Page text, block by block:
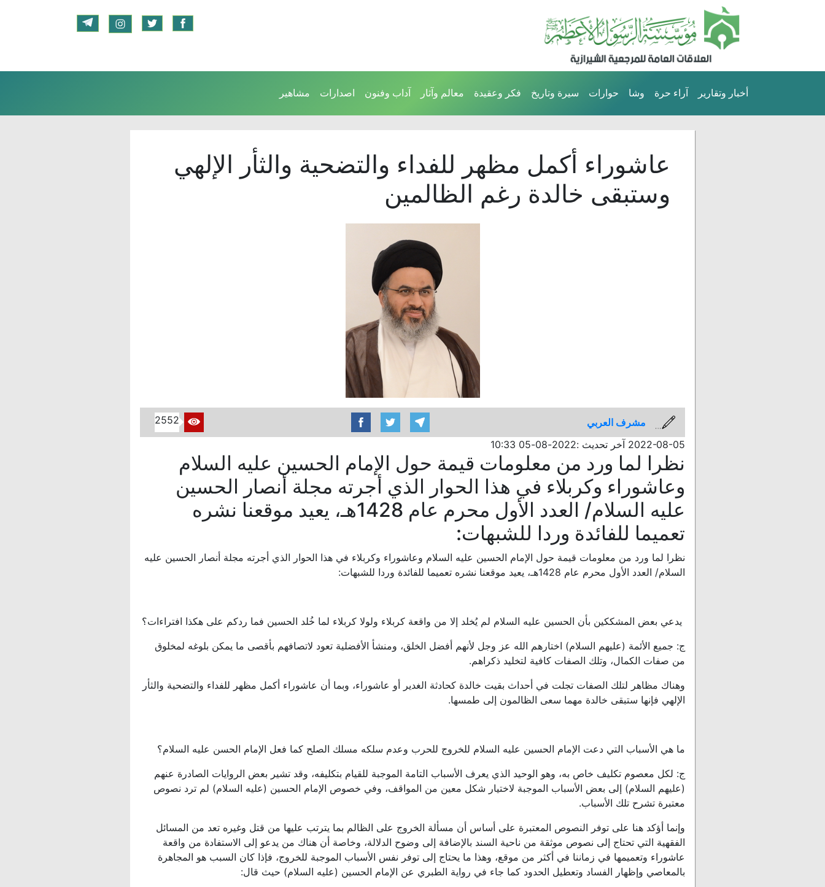
أخبار وتقارير آراء حرة وشا حوارات سيرة وتاريخ فكر وعقيدة معالم وآثار آداب وفنون اصدارات مشاهير
عاشوراء أكمل مظهر للفداء والتضحية والثأر الإلهي
وستبقى خالدة رغم الظالمين
مشرف العربي 2552
2022-08-05 آخر تحديث :2022-08-05 10:33
نظرا لما ورد من معلومات قيمة حول الإمام الحسين عليه السلام
وعاشوراء وكربلاء في هذا الحوار الذي أجرته مجلة أنصار الحسين
عليه السلام/ العدد الأول محرم عام 1428هـ، يعيد موقعنا نشره
تعميما للفائدة وردا للشبهات:
نظرا لما ورد من معلومات قيمة حول الإمام الحسين عليه السلام وعاشوراء وكربلاء في هذا الحوار الذي أجرته مجلة أنصار الحسين عليه
السلام/ العدد الأول محرم عام 1428هـ، يعيد موقعنا نشره تعميما للفائدة وردا للشبهات:
يدعي بعض المشككين بأن الحسين عليه السلام لم يُخلد إلا من واقعة كربلاء ولولا كربلاء لما خُلد الحسين فما ردكم على هكذا افتراءات؟
ج: جميع الأئمة (عليهم السلام) اختارهم الله عز وجل لأنهم أفضل الخلق، ومنشأ الأفضلية تعود لاتصافهم بأقصى ما يمكن بلوغه لمخلوق
من صفات الكمال، وتلك الصفات كافية لتخليد ذكراهم.
وهناك مظاهر لتلك الصفات تجلت في أحداث بقيت خالدة كحادثة الغدير أو عاشوراء، وبما أن عاشوراء أكمل مظهر للفداء والتضحية والثأر
الإلهي فإنها ستبقى خالدة مهما سعى الظالمون إلى طمسها.
ما هي الأسباب التي دعت الإمام الحسين عليه السلام للخروج للحرب وعدم سلكه مسلك الصلح كما فعل الإمام الحسن عليه السلام؟
ج: لكل معصوم تكليف خاص به، وهو الوحيد الذي يعرف الأسباب التامة الموجبة للقيام بتكليفه، وقد تشير بعض الروايات الصادرة عنهم
(عليهم السلام) إلى بعض الأسباب الموجبة لاختيار شكل معين من المواقف، وفي خصوص الإمام الحسين (عليه السلام) لم ترد نصوص
معتبرة تشرح تلك الأسباب.
وإنما أؤكد هنا على توفر النصوص المعتبرة على أساس أن مسألة الخروج على الظالم بما يترتب عليها من قتل وغيره تعد من المسائل
الفقهية التي تحتاج إلى نصوص موثقة من ناحية السند بالإضافة إلى وضوح الدلالة، وخاصة أن هناك من يدعو إلى الاستفادة من واقعة
عاشوراء وتعميمها في زماننا في أكثر من موقع، وهذا ما يحتاج إلى توفر نفس الأسباب الموجبة للخروج، فإذا كان السبب هو المجاهرة
بالمعاصي وإظهار الفساد وتعطيل الحدود كما جاء في رواية الطبري عن الإمام الحسين (عليه السلام) حيث قال: